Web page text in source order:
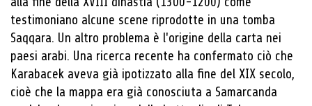
testimoniano alcune scene riprodotte in una tomba
Saqqara. Un altro problema è l'origine della carta nei
paesi arabi. Una ricerca recente ha confermato ciò che
Karabacek aveva già ipotizzato alla fine del XIX secolo,
cioè che la mappa era già conosciuta a Samarcanda